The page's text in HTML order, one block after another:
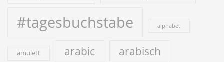
#tagesbuchstabe
alphabet
amulett arabic arabisch